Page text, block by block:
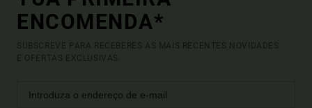
ENCOMENDA*
SUBSCREVE PARA RECEBERES AS MAIS RECENTES NOVIDADES
E OFERTAS EXCLUSIVAS.